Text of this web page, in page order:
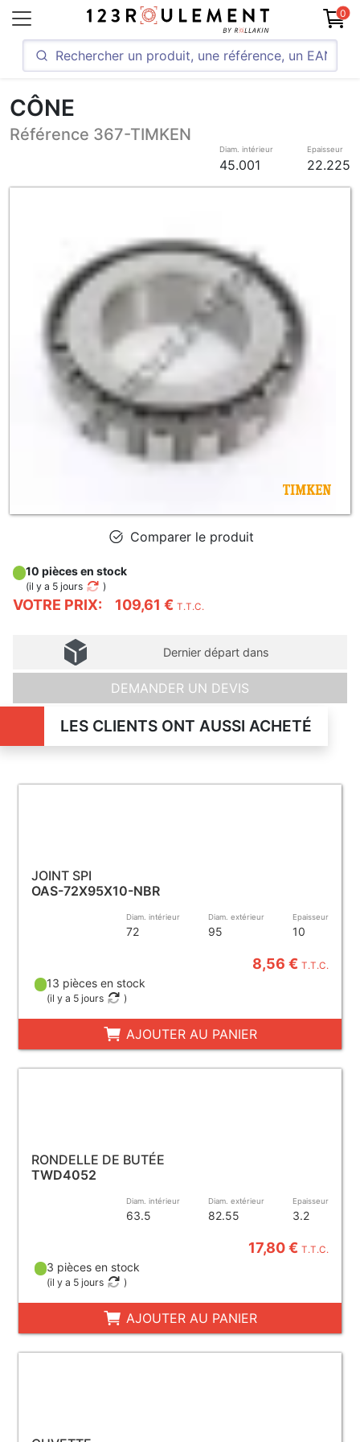
0
CÔNE
Référence 367-TIMKEN
Diam. intérieur
45.001
Epaisseur
22.225
Comparer le produit
VOTRE PRIX: 109,61 € T.T.C.
10 pièces en stock
(il y a 5 jours )
Dernier départ dans
DEMANDER UN DEVIS
LES CLIENTS ONT AUSSI ACHETÉ
JOINT SPI
OAS-72X95X10-NBR
Diam. intérieur
72
Diam. extérieur
95
Epaisseur
10
8,56 €T.T.C.
13 pièces en stock
(il y a 5 jours )
AJOUTER AU PANIER
RONDELLE DE BUTÉE
TWD4052
Diam. intérieur
63.5
Diam. extérieur
82.55
Epaisseur
3.2
17,80 €T.T.C.
3 pièces en stock
(il y a 5 jours )
AJOUTER AU PANIER